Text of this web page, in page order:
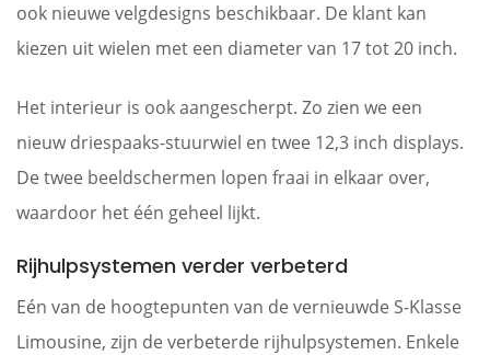
ook nieuwe velgdesigns beschikbaar. De klant kan
kiezen uit wielen met een diameter van 17 tot 20 inch.
Het interieur is ook aangescherpt. Zo zien we een
nieuw driespaaks-stuurwiel en twee 12,3 inch displays.
De twee beeldschermen lopen fraai in elkaar over,
waardoor het één geheel lijkt.
Rijhulpsystemen verder verbeterd
Eén van de hoogtepunten van de vernieuwde S-Klasse
Limousine, zijn de verbeterde rijhulpsystemen. Enkele